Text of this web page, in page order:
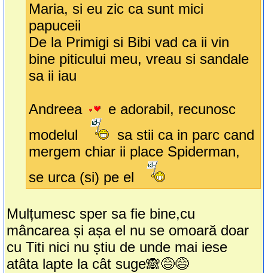
Maria, si eu zic ca sunt mici
papuceii
De la Primigi si Bibi vad ca ii vin
bine piticului meu, vreau si sandale
sa ii iau
Andreea
e adorabil, recunosc
modelul
sa stii ca in parc cand
mergem chiar ii place Spiderman,
se urca (si) pe el
Mulțumesc sper sa fie bine,cu
mâncarea și așa el nu se omoară doar
cu Titi nici nu știu de unde mai iese
atâta lapte la cât suge🙈😅😅